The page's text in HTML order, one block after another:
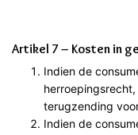
Artikel 7 – Kosten in
Indien de
terugzending
Indien de